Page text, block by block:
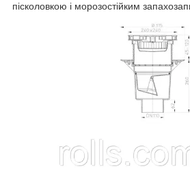
пісколовкою і морозостійким